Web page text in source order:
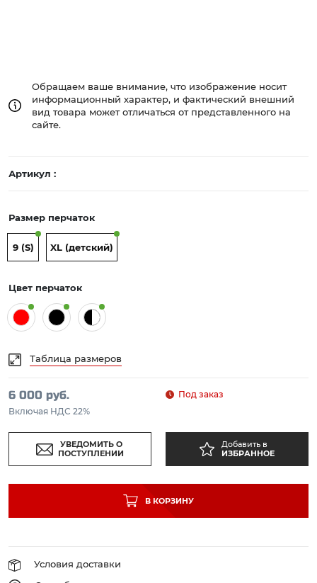
Обращаем ваше внимание, что изображение носит
информационный характер, и фактический внешний
вид товара может отличаться от представленного на
сайте.
Артикул :
Размер перчаток
9 (S) XL (детский)
Цвет перчаток
Таблица размеров
Под заказ
6 000 руб.
Включая НДС 22%
В КОРЗИНУ
УВЕДОМИТЬ О
ПОСТУПЛЕНИИ
Добавить в
ИЗБРАННОЕ
Условия доставки